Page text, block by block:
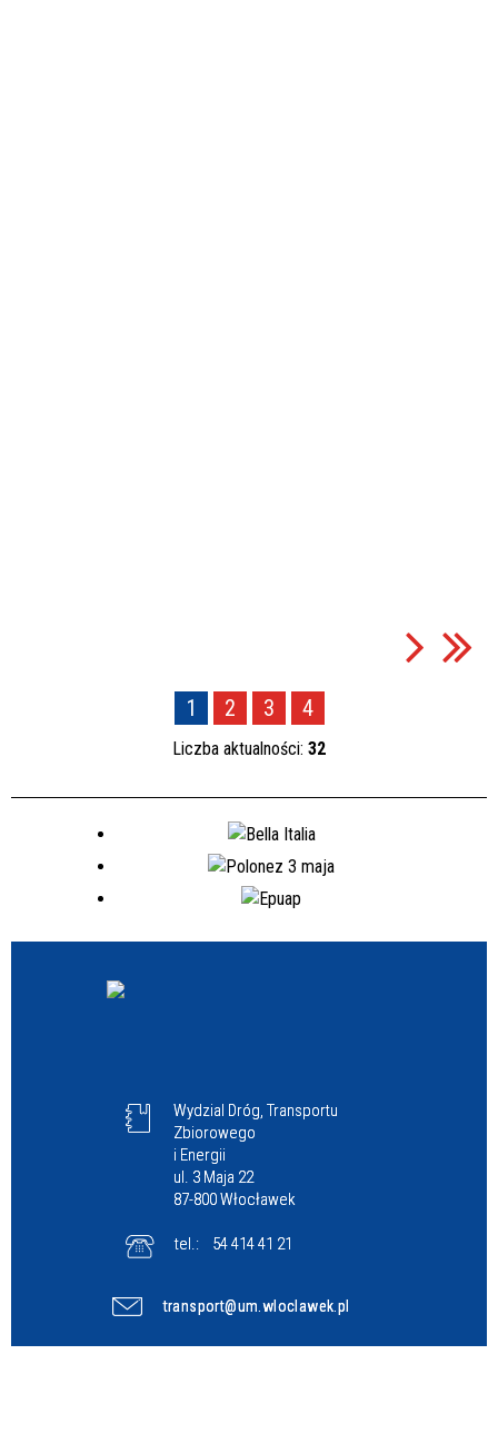
1 2 3 4
Liczba aktualności: 32
Wydzial Dróg, Transportu
Zbiorowego
i Energii
ul. 3 Maja 22
87-800 Włocławek
tel.: 54 414 41 21
transport@um.wloclawek.pl